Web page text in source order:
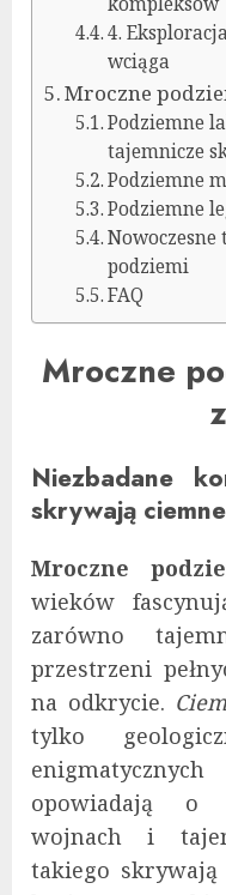
4.
wciąga
Mroczne
Podziemne
tajemnicze
Podziemne
Podziemne
podziemi
FAQ
Mroczne
Niezbadane
skrywają
Mroczne
wieków
zarówno
przestrzeni
na odkrycie.
tylko
opowiadają o
wojnach i
takiego skrywają